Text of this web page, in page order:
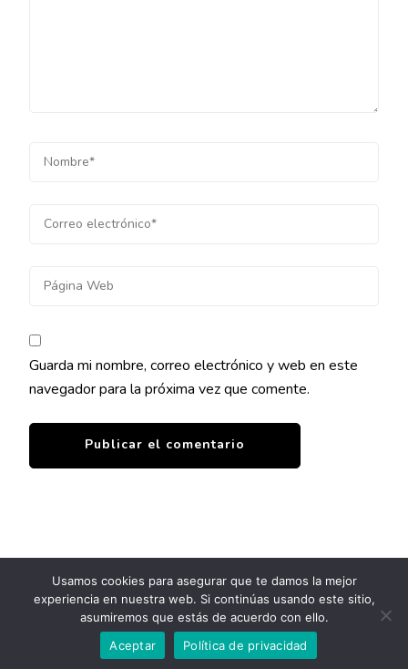
Guarda mi nombre, correo electrónico y web en este
navegador para la próxima vez que comente.
© Copyright 2026Clínica Milos. Todos los derechos
reservados.Blossom Pin | Desarrollado por Blossom
.Funciona con WordPress.Política de Privacidad
Usamos cookies para asegurar que te damos la mejor
experiencia en nuestra web. Si continúas usando este sitio,
asumiremos que estás de acuerdo con ello.
Aceptar
Política de privacidad